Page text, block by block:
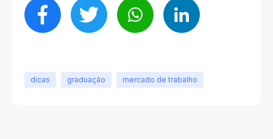
dicas graduação mercado de trabalho